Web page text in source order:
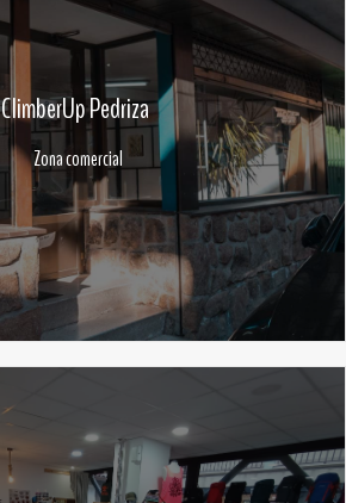
ClimberUp Pedriza
Zona comercial